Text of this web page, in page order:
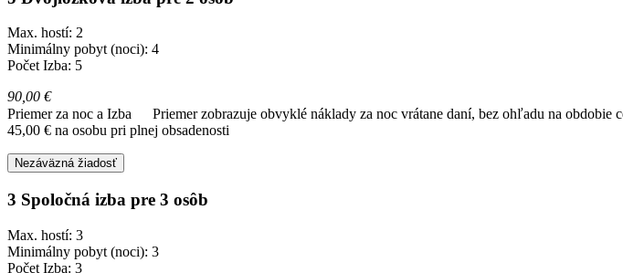
Max. hostí: 2
Minimálny pobyt (noci): 4
Počet Izba: 5
90,00 €
Priemer za noc a Izba
Priemer zobrazuje obvyklé náklady za noc vrátane daní, bez ohľadu na obdobie
45,00 € na osobu pri plnej obsadenosti
Nezáväzná žiadosť
3 Spoločná izba pre 3 osôb
Max. hostí: 3
Minimálny pobyt (noci): 3
Počet Izba: 3